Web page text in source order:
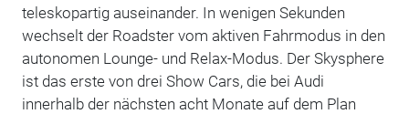
teleskopartig auseinander. In wenigen Sekunden
wechselt der Roadster vom aktiven Fahrmodus in den
autonomen Lounge- und Relax-Modus. Der Skysphere
ist das erste von drei Show Cars, die bei Audi
innerhalb der nächsten acht Monate auf dem Plan